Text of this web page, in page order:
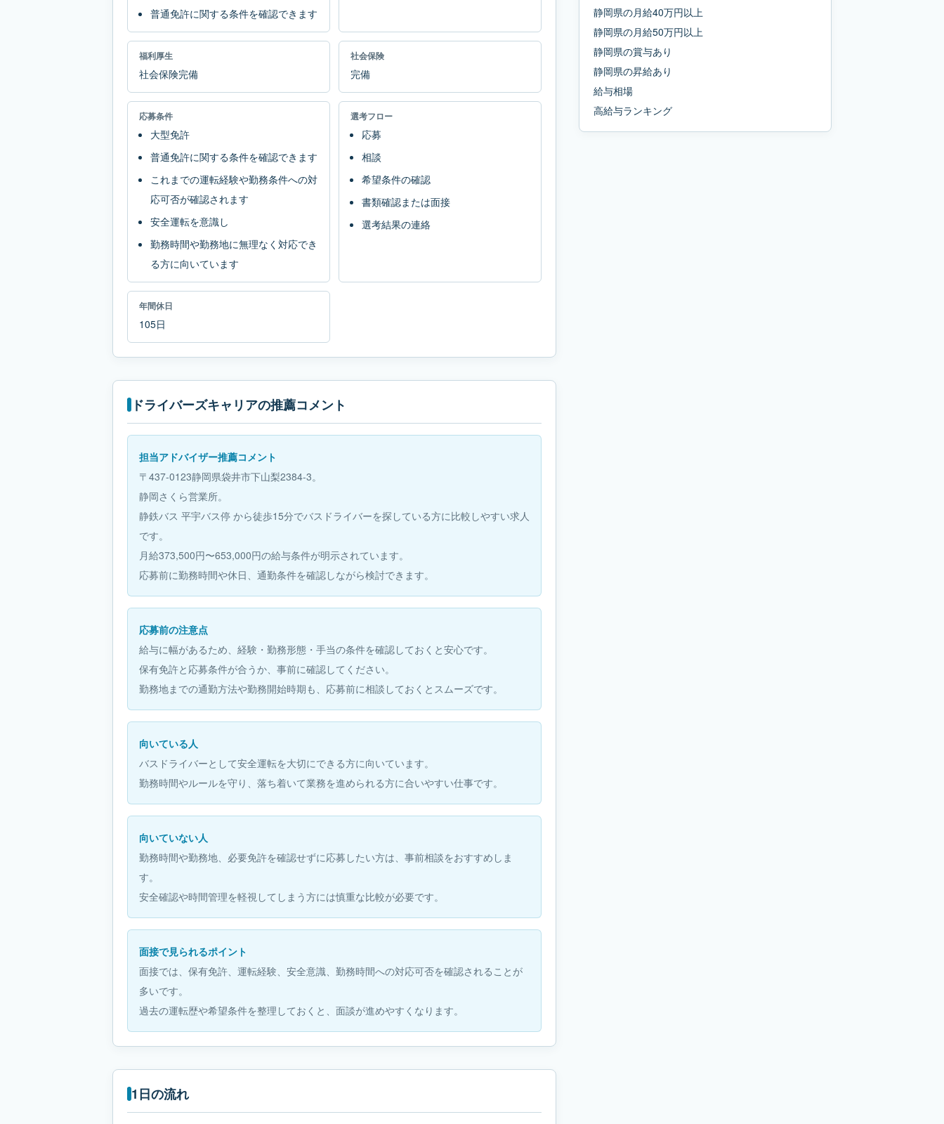
普通免許に関する条件を確認できます
福利厚生
社会保険完備
社会保険
完備
応募条件
大型免許
普通免許に関する条件を確認できます
これまでの運転経験や勤務条件への対
応可否が確認されます
安全運転を意識し
勤務時間や勤務地に無理なく対応でき
る方に向いています
選考フロー
応募
相談
希望条件の確認
書類確認または面接
選考結果の連絡
年間休日
105日
ドライバーズキャリアの推薦コメント
担当アドバイザー推薦コメント
〒437-0123静岡県袋井市下山梨2384-3。
静岡さくら営業所。
静鉄バス 平宇バス停 から徒歩15分でバスドライバーを探している方に比較しやすい求人
です。
月給373,500円〜653,000円の給与条件が明示されています。
応募前に勤務時間や休日、通勤条件を確認しながら検討できます。
応募前の注意点
給与に幅があるため、経験・勤務形態・手当の条件を確認しておくと安心です。
保有免許と応募条件が合うか、事前に確認してください。
勤務地までの通勤方法や勤務開始時期も、応募前に相談しておくとスムーズです。
向いている人
バスドライバーとして安全運転を大切にできる方に向いています。
勤務時間やルールを守り、落ち着いて業務を進められる方に合いやすい仕事です。
向いていない人
勤務時間や勤務地、必要免許を確認せずに応募したい方は、事前相談をおすすめしま
す。
安全確認や時間管理を軽視してしまう方には慎重な比較が必要です。
面接で見られるポイント
面接では、保有免許、運転経験、安全意識、勤務時間への対応可否を確認されることが
多いです。
過去の運転歴や希望条件を整理しておくと、面談が進めやすくなります。
1日の流れ
静岡県の月給40万円以上
静岡県の月給50万円以上
静岡県の賞与あり
静岡県の昇給あり
給与相場
高給与ランキング